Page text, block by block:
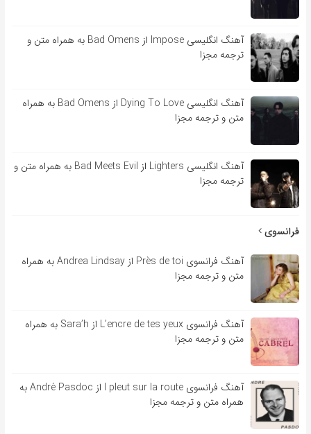
آهنگ انگلیسی Impose از Bad Omens به همراه متن و
ترجمه مجزا
آهنگ انگلیسی Dying To Love از Bad Omens به همراه
متن و ترجمه مجزا
آهنگ انگلیسی Lighters از Bad Meets Evil به همراه متن و
ترجمه مجزا
فرانسوی
آهنگ فرانسوی Près de toi از Andrea Lindsay به همراه
متن و ترجمه مجزا
آهنگ فرانسوی L’encre de tes yeux از Sara’h به همراه
متن و ترجمه مجزا
آهنگ فرانسوی l pleut sur la route از André Pasdoc به
همراه متن و ترجمه مجزا